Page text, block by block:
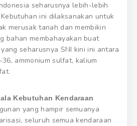
seharusnya lebih-lebih
ini dilaksanakan untuk
merusak tanah dan membikin
bahan membahayakan buat
seharusnya SNI kini ini antara
ammonium sulfat, kalium
Kebutuhan Kendaraan
yang hampir semuanya
seluruh semua kendaraan